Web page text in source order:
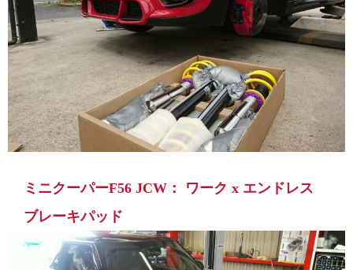
ミニクーパーF56 JCW： ワーク x エンドレス
ブレーキパッド